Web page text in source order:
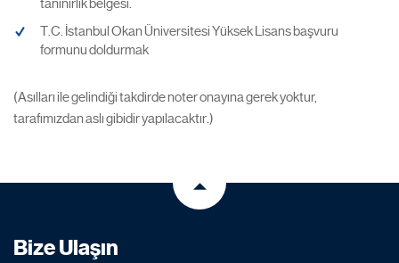
tanınırlık belgesi.
T.C. İstanbul Okan Üniversitesi Yüksek Lisans başvuru
formunu doldurmak
(Asılları ile gelindiği takdirde noter onayına gerek yoktur,
tarafımızdan aslı gibidir yapılacaktır.)
Bize Ulaşın